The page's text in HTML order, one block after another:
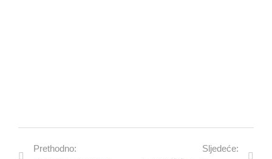
Prethodno: Sljedeće: